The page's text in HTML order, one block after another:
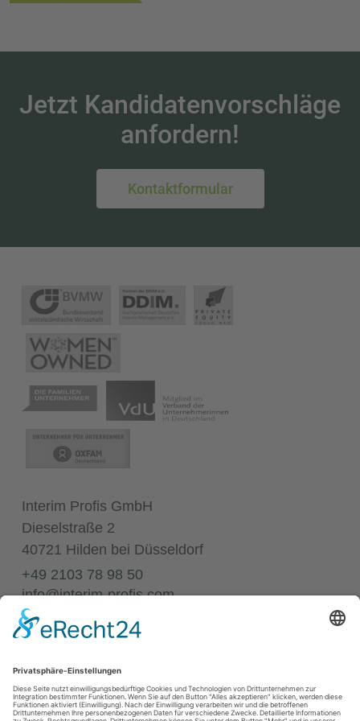
Jetzt Kandidatenvorschläge
anfordern!
Kontaktformular
Interim Profis GmbH
Dieselstraße 2
40721 Hilden bei Düsseldorf
+49 2103 78 98 50
info@interim-profis.com
Impressum
Kontakt